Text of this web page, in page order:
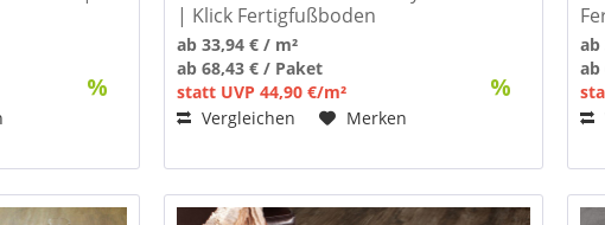
| Klick Fertigfußboden
ab 33,94 € / m²
ab 68,43 € / Paket
statt UVP 44,90 €/m²
Vergleichen
Merken
ab
ab